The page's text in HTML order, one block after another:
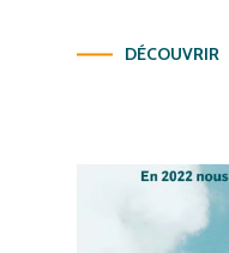
DÉCOUVRIR